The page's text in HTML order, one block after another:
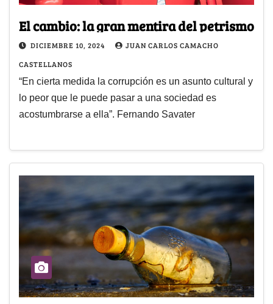
El cambio: la gran mentira del petrismo
DICIEMBRE 10, 2024
JUAN CARLOS CAMACHO
CASTELLANOS
“En cierta medida la corrupción es un asunto cultural y
lo peor que le puede pasar a una sociedad es
acostumbrarse a ella”. Fernando Savater